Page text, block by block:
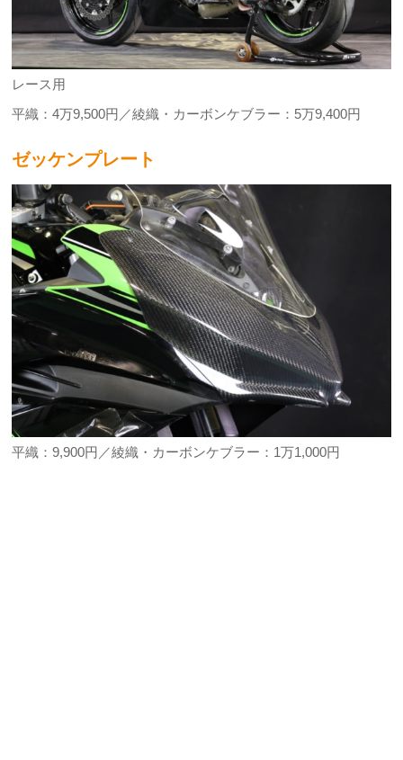
レース用
平織：4万9,500円／綾織・カーボンケブラー：5万9,400円
ゼッケンプレート
平織：9,900円／綾織・カーボンケブラー：1万1,000円